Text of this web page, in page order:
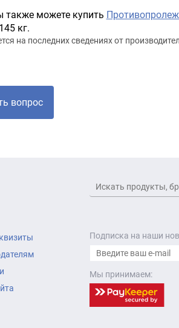
можете купить
кг.
на последних сведениях от
вопрос
Подписка на наши
Мы принимаем: